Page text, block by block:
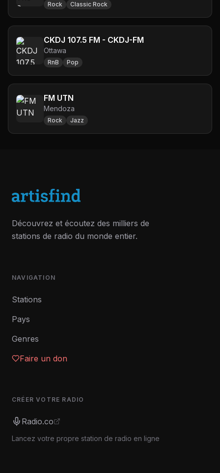
Rock Classic Rock
CKDJ 107.5 FM - CKDJ-FM
Ottawa
RnB Pop
FM UTN
Mendoza
Rock Jazz
Découvrez et écoutez des milliers de
stations de radio du monde entier.
NAVIGATION
Stations
Pays
Genres
Faire un don
CRÉER VOTRE RADIO
Radio.co
Lancez votre propre station de radio en ligne